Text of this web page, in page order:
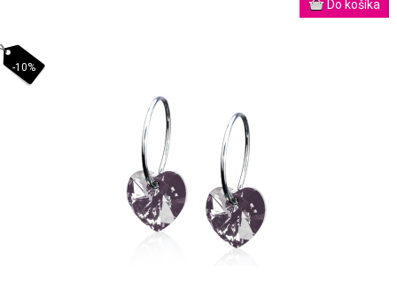
-10%